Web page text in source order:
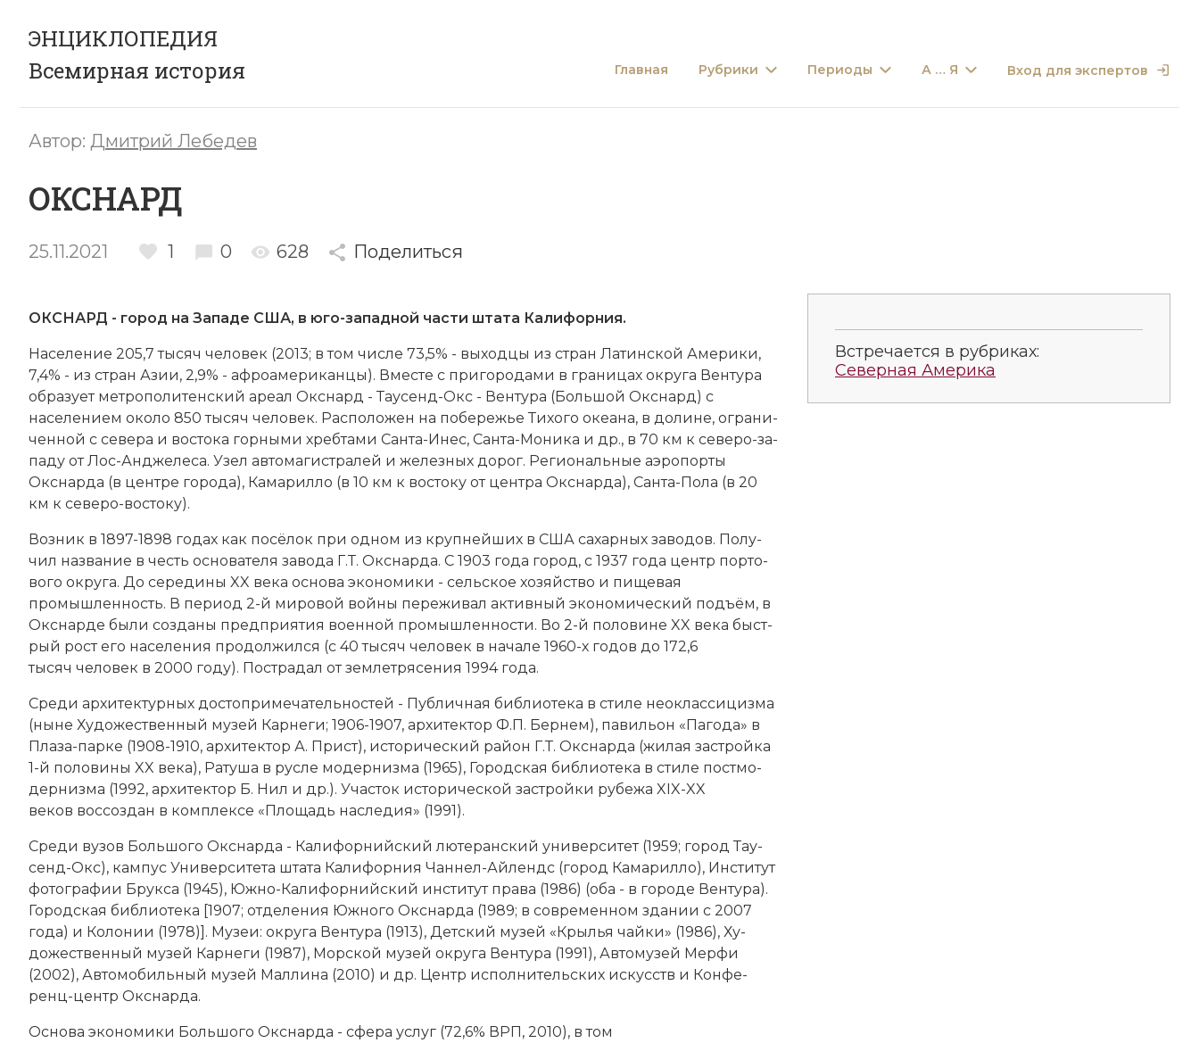
ЭНЦИКЛОПЕДИЯ
Всемирная история
Главная Рубрики Периоды А … Я Вход для экспертов
Автор: Дмитрий Лебедев
ОКСНАРД
25.11.2021 1 0 628 Поделиться
ОКСНАРД - го­род на За­па­де США, в юго-западной час­ти шта­та Ка­ли­фор­ния.
Население 205,7 тысяч человек (2013; в том числе 73,5% - вы­ход­цы из стран Латинской Аме­ри­ки,
7,4% - из стран Азии, 2,9% - аф­ро­аме­ри­кан­цы). Вме­сте с при­го­ро­да­ми в гра­ни­цах округа Вен­ту­ра
об­ра­зу­ет мет­ро­по­ли­тен­ский аре­ал Окс­нард - Тау­сенд-Окс - Вен­ту­ра (Боль­шой Окс­нард) с
населением около 850 тысяч человек. Рас­по­ло­жен на по­бе­ре­жье Ти­хо­го океана, в до­ли­не, ог­ра­ни­
чен­ной с се­ве­ра и вос­то­ка гор­ны­ми хреб­та­ми Сан­та-Инес, Сан­та-Мо­ни­ка и др., в 70 км к се­ве­ро-за­
па­ду от Лос-Анд­же­ле­са. Узел ав­то­ма­ги­ст­ра­лей и же­лез­ных до­рог. Ре­гио­наль­ные аэ­ро­пор­ты
Окснарда (в цен­тре го­ро­да), Ка­ма­рил­ло (в 10 км к вос­то­ку от цен­тра Окснарда), Сан­та-По­ла (в 20
км к се­ве­ро-вос­то­ку).
Воз­ник в 1897-1898 годах как по­сё­лок при од­ном из круп­ней­ших в США са­хар­ных за­во­дов. По­лу­
чил на­зва­ние в честь ос­но­ва­те­ля за­во­да Г.Т. Окс­нар­да. C 1903 года го­род, с 1937 года центр пор­то­
во­го ок­ру­га. До середины XX века ос­но­ва эко­но­ми­ки - сельское хозяйство и пи­ще­вая
промышленность. В пе­ри­од 2-й ми­ро­вой вой­ны пе­ре­жи­вал ак­тив­ный эко­но­мический подъ­ём, в
Окснарде бы­ли соз­да­ны пред­при­ятия во­енной промышленности. Во 2-й половине XX века бы­ст­
рый рост его на­се­ле­ния про­дол­жил­ся (с 40 тысяч человек в начале 1960-х годов до 172,6
тысяч человек в 2000 году). По­стра­дал от зем­ле­тря­се­ния 1994 года.
Сре­ди ар­хитектурных дос­то­при­ме­ча­тель­но­стей - Пуб­лич­ная библиотека в сти­ле не­о­клас­си­циз­ма
(ны­не Ху­дожественный му­зей Кар­не­ги; 1906-1907, архитектор Ф.П. Бер­нем), па­виль­он «Па­го­да» в
Пла­за-пар­ке (1908-1910, архитектор А. Прист), ис­то­рический рай­он Г.Т. Окс­нар­да (жи­лая за­строй­ка
1-й половины XX века), Ра­ту­ша в рус­ле мо­дер­низ­ма (1965), Городская библиотека в сти­ле по­стмо­
дер­низ­ма (1992, архитектор Б. Нил и др.). Уча­сток ис­то­рической за­строй­ки ру­бе­жа XIX-XX
веков вос­соз­дан в ком­плек­се «Пло­щадь на­сле­дия» (1991).
Сре­ди ву­зов Боль­шо­го Окс­нар­да - Ка­ли­фор­ний­ский лю­те­ран­ский университет (1959; город Тау­
сенд-Окс), кам­пус Университета шта­та Ка­ли­фор­ния Чан­нел-Ай­лендс (город Ка­ма­рил­ло), Институт
фо­то­гра­фии Брук­са (1945), Юж­но-Ка­ли­фор­ний­ский институт пра­ва (1986) (оба - в городе Вен­ту­ра).
Городская библиотека [1907; от­де­ле­ния Южного Окс­нар­да (1989; в современном зда­нии с 2007
года) и Ко­ло­нии (1978)]. Му­зеи: округа Вен­ту­ра (1913), Дет­ский му­зей «Кры­лья чай­ки» (1986), Ху­
дожественный му­зей Кар­не­ги (1987), Морской му­зей округа Вен­ту­ра (1991), Ав­то­му­зей Мер­фи
(2002), Ав­то­мо­биль­ный му­зей Мал­ли­на (2010) и др. Центр ис­пол­ни­тель­ских ис­кусств и Кон­фе­
ренц-центр Окс­нар­да.
Ос­но­ва эко­но­ми­ки Боль­шо­го Окс­нар­да - сфе­ра ус­луг (72,6% ВРП, 2010), в том
Встречается в рубриках:
Северная Америка